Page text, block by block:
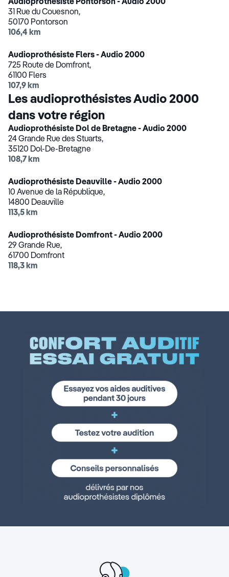
31 Rue du Couesnon,
50170 Pontorson
106,4 km
Audioprothésiste Flers - Audio 2000
725 Route de Domfront,
61100 Flers
107,9 km
Les audioprothésistes Audio 2000
dans votre région
Audioprothésiste Dol de Bretagne - Audio 2000
24 Grande Rue des Stuarts,
35120 Dol-De-Bretagne
108,7 km
Audioprothésiste Deauville - Audio 2000
10 Avenue de la République,
14800 Deauville
113,5 km
Audioprothésiste Domfront - Audio 2000
29 Grande Rue,
61700 Domfront
118,3 km